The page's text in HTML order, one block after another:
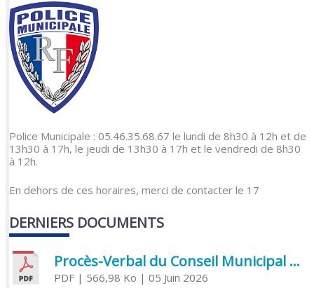
Police Municipale : 05.46.35.68.67 le lundi de 8h30 à 12h et de
13h30 à 17h, le jeudi de 13h30 à 17h et le vendredi de 8h30
à 12h.
En dehors de ces horaires, merci de contacter le 17
DERNIERS DOCUMENTS
Procès-Verbal du Conseil Municipal du 5 juin 2026
PDF| 566,98 Ko | 05 Juin 2026